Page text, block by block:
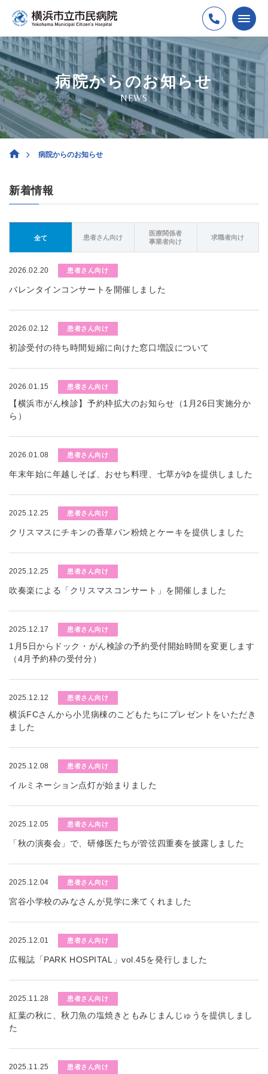
病院からのお知らせ
NEWS
病院からのお知らせ
新着情報
全て 患者さん向け
医療関係者
事業者向け
求職者向け
2026.02.20 患者さん向け
バレンタインコンサートを開催しました
2026.02.12 患者さん向け
初診受付の待ち時間短縮に向けた窓口増設について
2026.01.15 患者さん向け
【横浜市がん検診】予約枠拡大のお知らせ（1月26日実施分か
ら）
2026.01.08 患者さん向け
年末年始に年越しそば、おせち料理、七草がゆを提供しました
2025.12.25 患者さん向け
クリスマスにチキンの香草パン粉焼とケーキを提供しました
2025.12.25 患者さん向け
吹奏楽による「クリスマスコンサート」を開催しました
2025.12.17 患者さん向け
1月5日からドック・がん検診の予約受付開始時間を変更します
（4月予約枠の受付分）
2025.12.12 患者さん向け
横浜FCさんから小児病棟のこどもたちにプレゼントをいただき
ました
2025.12.08 患者さん向け
イルミネーション点灯が始まりました
2025.12.05 患者さん向け
「秋の演奏会」で、研修医たちが管弦四重奏を披露しました
2025.12.04 患者さん向け
宮谷小学校のみなさんが見学に来てくれました
2025.12.01 患者さん向け
広報誌「PARK HOSPITAL」vol.45を発行しました
2025.11.28 患者さん向け
紅葉の秋に、秋刀魚の塩焼きともみじまんじゅうを提供しまし
た
2025.11.25 患者さん向け